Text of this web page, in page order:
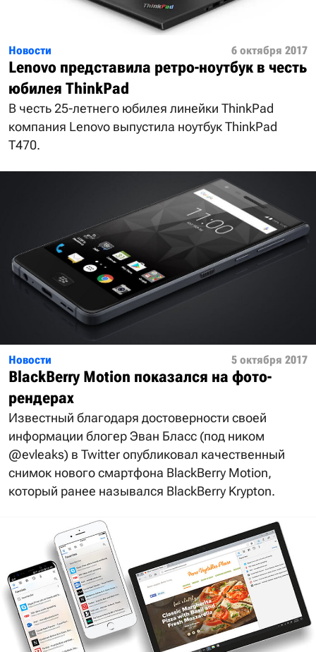
Новости 6 октября 2017
Lenovo представила ретро-ноутбук в честь
юбилея ThinkPad
В честь 25-летнего юбилея линейки ThinkPad
компания Lenovo выпустила ноутбук ThinkPad
T470.
Новости 5 октября 2017
BlackBerry Motion показался на фото-
рендерах
Известный благодаря достоверности своей
информации блогер Эван Бласс (под ником
@evleaks) в Twitter опубликовал качественный
снимок нового смартфона BlackBerry Motion,
который ранее назывался BlackBerry Krypton.